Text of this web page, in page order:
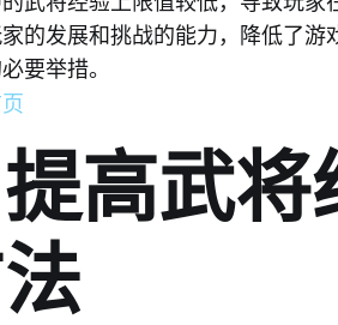
的发展和挑战的能力，降低了
要举措。
高武将